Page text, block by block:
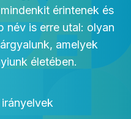
érintenek és
név is erre utal: olyan
amelyek
életében.